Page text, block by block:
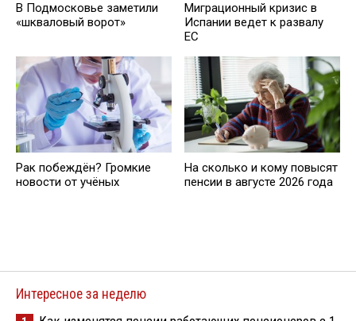
В Подмосковье заметили
«шкваловый ворот»
Миграционный кризис в
Испании ведет к развалу
ЕС
Рак побеждён? Громкие
новости от учёных
На сколько и кому повысят
пенсии в августе 2026 года
Интересное за неделю